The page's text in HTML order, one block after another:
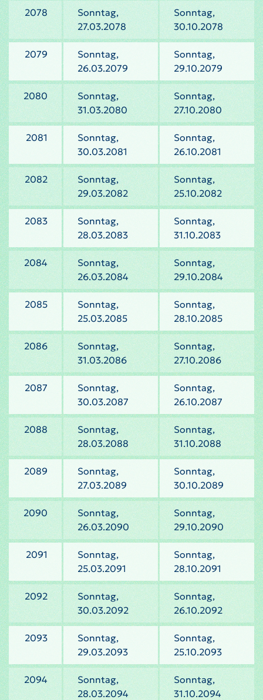
2078
Sonntag,
27.03.2078
Sonntag,
30.10.2078
2079
Sonntag,
26.03.2079
Sonntag,
29.10.2079
2080
Sonntag,
31.03.2080
Sonntag,
27.10.2080
2081
Sonntag,
30.03.2081
Sonntag,
26.10.2081
2082
Sonntag,
29.03.2082
Sonntag,
25.10.2082
2083
Sonntag,
28.03.2083
Sonntag,
31.10.2083
2084
Sonntag,
26.03.2084
Sonntag,
29.10.2084
2085
Sonntag,
25.03.2085
Sonntag,
28.10.2085
2086
Sonntag,
31.03.2086
Sonntag,
27.10.2086
2087
Sonntag,
30.03.2087
Sonntag,
26.10.2087
2088
Sonntag,
28.03.2088
Sonntag,
31.10.2088
2089
Sonntag,
27.03.2089
Sonntag,
30.10.2089
2090
Sonntag,
26.03.2090
Sonntag,
29.10.2090
2091
Sonntag,
25.03.2091
Sonntag,
28.10.2091
2092
Sonntag,
30.03.2092
Sonntag,
26.10.2092
2093
Sonntag,
29.03.2093
Sonntag,
25.10.2093
2094
Sonntag,
28.03.2094
Sonntag,
31.10.2094